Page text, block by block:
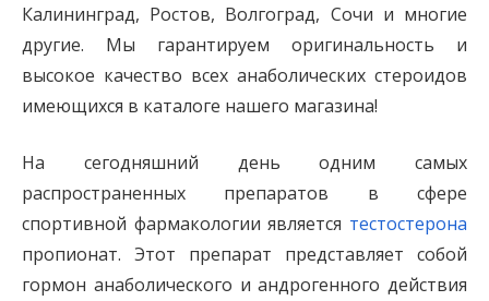
Калининград, Ростов, Волгоград, Сочи и многие
другие. Мы гарантируем оригинальность и
высокое качество всех анаболических стероидов
имеющихся в каталоге нашего магазина!
На сегодняшний день одним самых
распространенных препаратов в сфере
спортивной фармакологии является тестостерона
пропионат. Этот препарат представляет собой
гормон анаболического и андрогенного действия